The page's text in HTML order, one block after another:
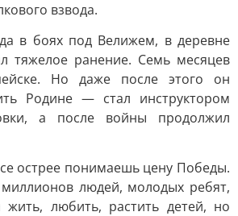
взвода.
в боях под Велижем, в деревне
тяжелое ранение. Семь месяцев
Но даже после этого он
Родине — стал инструктором
а после войны продолжил
острее понимаешь цену Победы.
людей, молодых ребят,
жить, любить, растить детей, но